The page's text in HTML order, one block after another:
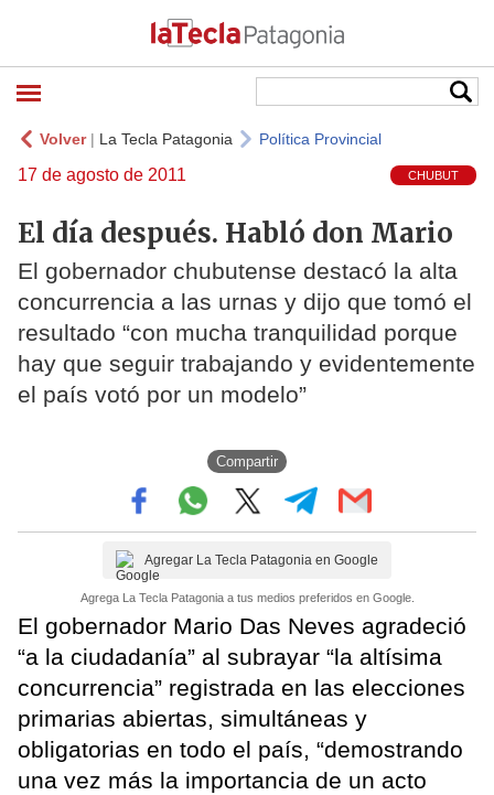
Volver| La Tecla Patagonia Política Provincial
17 de agosto de 2011 CHUBUT
El día después. Habló don Mario
El gobernador chubutense destacó la alta
concurrencia a las urnas y dijo que tomó el
resultado “con mucha tranquilidad porque
hay que seguir trabajando y evidentemente
el país votó por un modelo”
Compartir
Agregar La Tecla Patagonia en Google
Agrega La Tecla Patagonia a tus medios preferidos en Google.
El gobernador Mario Das Neves agradeció
“a la ciudadanía” al subrayar “la altísima
concurrencia” registrada en las elecciones
primarias abiertas, simultáneas y
obligatorias en todo el país, “demostrando
una vez más la importancia de un acto